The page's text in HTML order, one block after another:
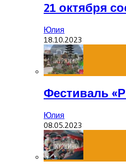
21 октября
Юлия
18.10.2023
Фестиваль
Юлия
08.05.2023